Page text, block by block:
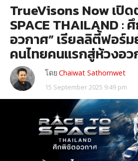
TrueVisons Now เปิด
SPACE THAILAND :
อวกาศ” เรียลลิตี้ฟอร์
คนไทยคนแรกสู่ห้วงอว
โดยChaiwat Sathornwet
15 September 2025 9:49 pm